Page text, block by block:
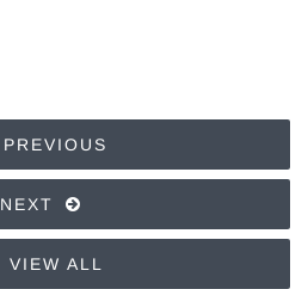
PREVIOUS
NEXT
VIEW ALL